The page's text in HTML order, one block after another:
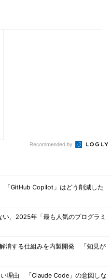
Recommended by
「GitHub Copilot」はどう削減した
、2025年「最も人気のプログラミ
消する仕組みを内製開発 「知見が
理由 「Claude Code」の意図しな